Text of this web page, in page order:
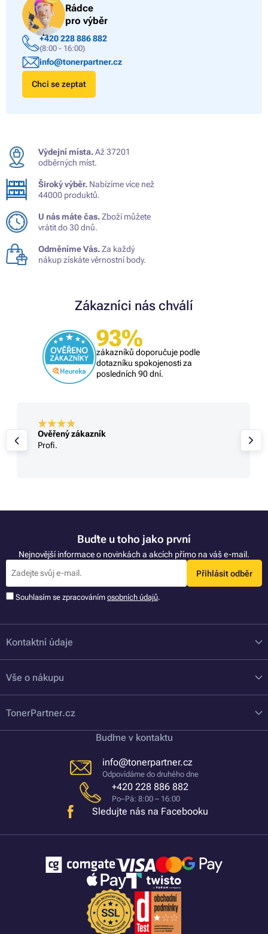
Rádce
pro výběr
+420 228 886 882
(8:00 - 16:00)
info@tonerpartner.cz
Chci se zeptat
Výdejní místa.Až 37201
odběrných míst.
Široký výběr. Nabízíme více než
44000 produktů.
U nás máte čas.Zboží můžete
vrátit do 30 dnů.
Odměníme Vás.Za každý
nákup získáte věrnostní body.
Zákazníci nás chválí
93%
zákazníků doporučuje podle
dotazníku spokojenosti za
posledních 90 dní.
Ověřený zákazník
Profi.
Buďte u toho jako první
Nejnovější informace o novinkách a akcích přímo na váš e-mail.
Přihlásit odběr
Souhlasím se zpracováním osobních údajů.
Kontaktní údaje
Vše o nákupu
TonerPartner.cz
Buďme v kontaktu
info@tonerpartner.cz
Odpovídáme do druhého dne
+420 228 886 882
Po–Pá: 8:00 – 16:00
Sledujte nás na Facebooku